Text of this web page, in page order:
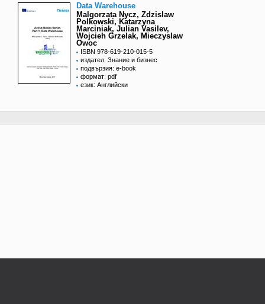
Data Warehouse
Malgorzata Nycz, Zdzislaw
Polkowski, Katarzyna
Marciniak, Julian Vasilev,
Wojcieh Grzelak, Mieczyslaw
Owoc
ISBN 978-619-210-015-5
издател: Знание и бизнес
подвързия: e-book
формат: pdf
език: Английски